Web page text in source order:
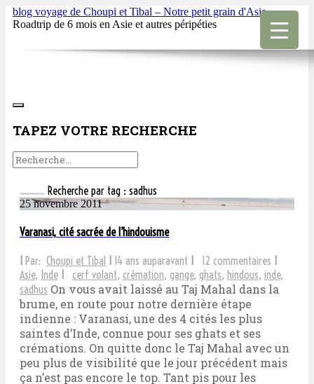
blog voyage de Choupi et Tibal – Notre petit grain d'Asie
Roadtrip de 6 mois en Asie et autres péripéties
TAPEZ VOTRE RECHERCHE
Recherche par tag : sadhus
25 novembre 2011
Varanasi, cité sacrée de l’hindouisme
Par: Choupi et Tibal 14 ans auparavant 12 commentaires
Asie, Inde cerf volant, crémation, gange, ghats, hindous, inde,
sadhus On vous avait laissé au Taj Mahal dans la
brume, en route pour notre dernière étape
indienne : Varanasi, une des 4 cités les plus
saintes d’Inde, connue pour ses ghats et ses
crémations. On quitte donc le Taj Mahal avec un
peu plus de visibilité que le jour précédent mais
ça n’est pas encore le top. Tant pis pour les